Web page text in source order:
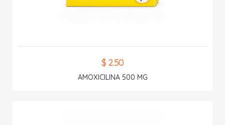
$ 2.50
AMOXICILINA 500 MG